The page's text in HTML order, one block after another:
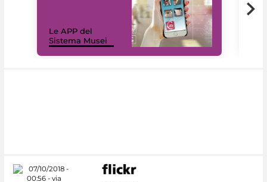
Le APP del
Sistema Musei